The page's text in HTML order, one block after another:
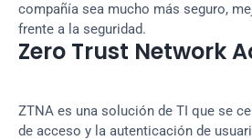
compañía sea mucho más seguro,
frente a la seguridad.
Zero Trust Network
ZTNA es una solución de TI que se
de acceso y la autenticación de